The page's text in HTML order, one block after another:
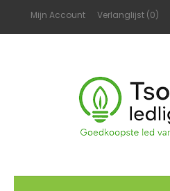
Mijn Account Verlanglijst (0)